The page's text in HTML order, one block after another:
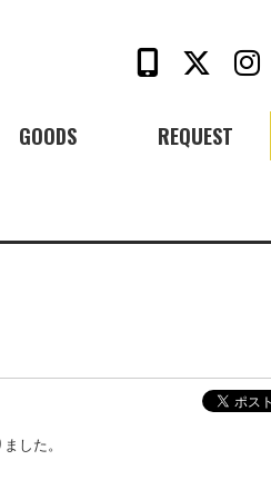
GOODS REQUEST
した。